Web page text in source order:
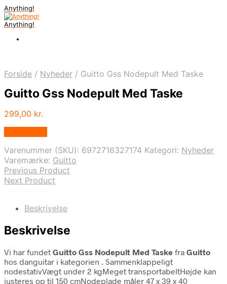
Anything!
Anything!
Forside / Nyheder / Guitto Gss Nodepult Med Taske
Guitto Gss Nodepult Med Taske
299,00 kr.
Varenummer (SKU): 6972716327174 Kategori: Nyheder
Varemærke: Guitto
Previous Product
Next Product
Beskrivelse
Beskrivelse
Vi har fundet Guitto Gss Nodepult Med Taske fra Guitto
hos danguitar i kategorien . Sammenklappeligt
nodestativVægt under 2 kgMeget transportabeltHøjde kan
justeres op til 150 cmNodeplade måler 47 x 39 x 40